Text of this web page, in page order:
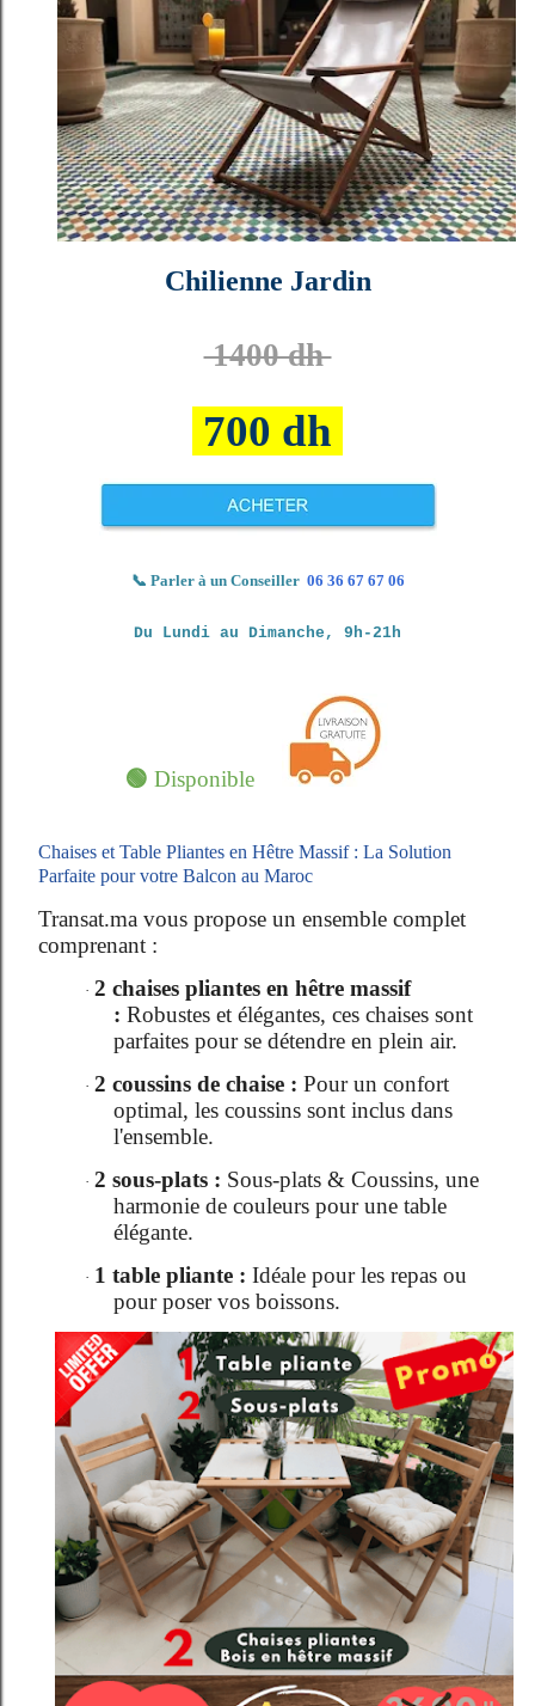
Chilienne Jardin
1400 dh
700 dh
📞 Parler à un Conseiller 06 36 67 67 06
Du Lundi au Dimanche, 9h-21h
🟢 Disponible
Chaises et Table Pliantes en Hêtre Massif : La Solution
Parfaite pour votre Balcon au Maroc
Transat.ma vous propose un ensemble complet
comprenant :
· 2 chaises pliantes en hêtre massif
: Robustes et élégantes, ces chaises sont
parfaites pour se détendre en plein air.
· 2 coussins de chaise : Pour un confort
optimal, les coussins sont inclus dans
l'ensemble.
· 2 sous-plats : Sous-plats & Coussins, une
harmonie de couleurs pour une table
élégante.
· 1 table pliante : Idéale pour les repas ou
pour poser vos boissons.